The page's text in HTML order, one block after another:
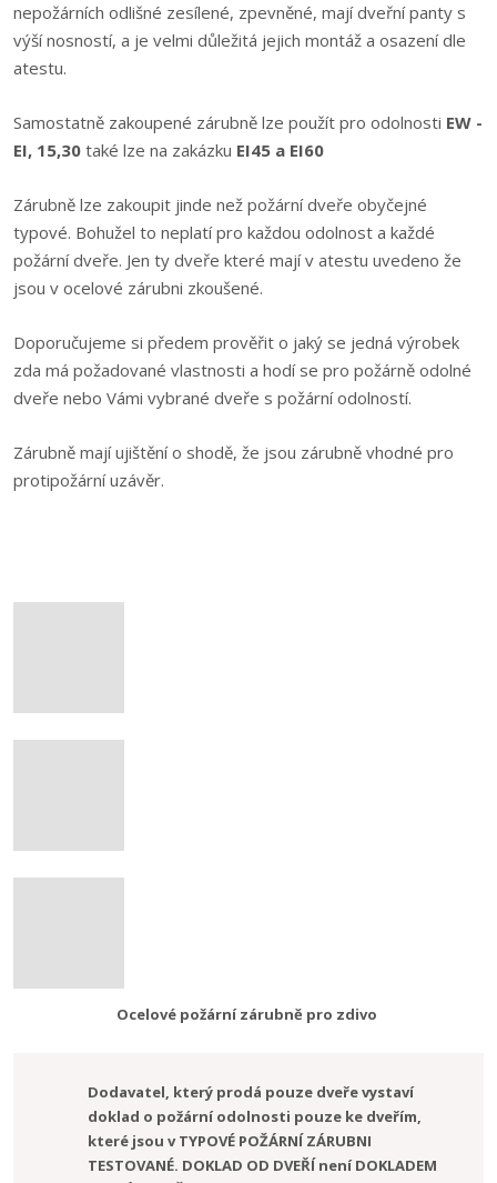
nepožárních odlišné zesílené, zpevněné, mají dveřní panty s
výší nosností, a je velmi důležitá jejich montáž a osazení dle
atestu.
Samostatně zakoupené zárubně lze použít pro odolnosti EW -
EI, 15,30 také lze na zakázku EI45 a EI60
Zárubně lze zakoupit jinde než požární dveře obyčejné
typové. Bohužel to neplatí pro každou odolnost a každé
požární dveře. Jen ty dveře které mají v atestu uvedeno že
jsou v ocelové zárubni zkoušené.
Doporučujeme si předem prověřit o jaký se jedná výrobek
zda má požadované vlastnosti a hodí se pro požárně odolné
dveře nebo Vámi vybrané dveře s požární odolností.
Zárubně mají ujištění o shodě, že jsou zárubně vhodné pro
protipožární uzávěr.
Ocelové požární zárubně pro zdivo
Dodavatel, který prodá pouze dveře vystaví
doklad o požární odolnosti pouze ke dveřím,
které jsou v TYPOVÉ POŽÁRNÍ ZÁRUBNI
TESTOVANÉ. DOKLAD OD DVEŘÍ není DOKLADEM